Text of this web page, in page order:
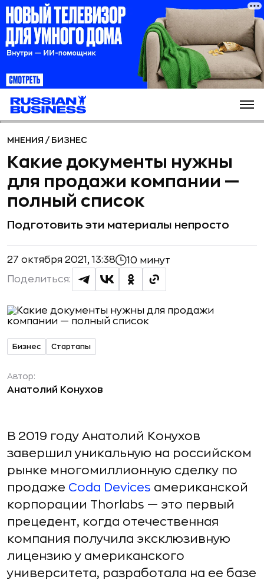
МНЕНИЯ / БИЗНЕС
Какие документы нужны
для продажи компании —
полный список
Подготовить эти материалы непросто
27 октября 2021, 13:38 10 минут
Поделиться:
Бизнес Стартапы
Автор:
Анатолий Конухов
В 2019 году Анатолий Конухов
завершил уникальную на российском
рынке многомиллионную сделку по
продаже Coda Devices американской
корпорации Thorlabs — это первый
прецедент, когда отечественная
компания получила эксклюзивную
лицензию у американского
университета, разработала на ее базе